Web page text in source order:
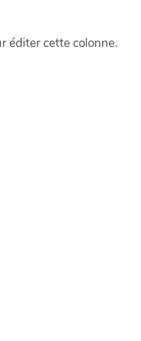
éditer cette colonne.